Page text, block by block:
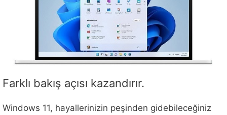
Farklı bakış açısı kazandırır.
Windows 11, hayallerinizin peşinden gidebileceğiniz